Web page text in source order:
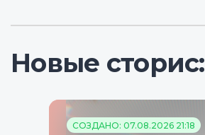
Новые сторис:
СОЗДАНО: 07.08.2026 21:18